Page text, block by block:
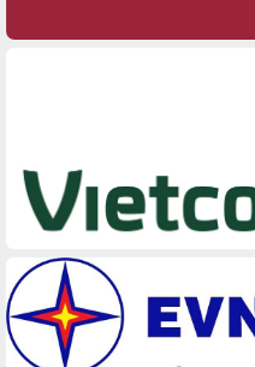
Chủ tịch UBND tỉnh Tạ Anh Tuấn thăm,
Kỳ họp Chuyên đề lần thứ Năm, HĐND
tỉnh Đắk Lắk thông qua các nghị quyết
quan trọng
Thống nhất danh sách giới thiệu ứng
cử đại biểu Quốc hội khoá XVI và đại
biểu HĐND tỉnh Đắk Lắk, nhiệm kỳ
2026-2031
Phát động hai phong trào thi đua quan